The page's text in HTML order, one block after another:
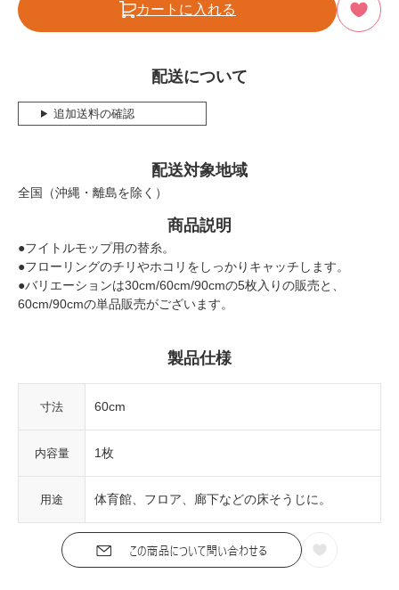
カートに入れる
配送について
追加送料の確認
配送対象地域
全国（沖縄・離島を除く）
商品説明
●フイトルモップ用の替糸。
●フローリングのチリやホコリをしっかりキャッチします。
●バリエーションは30cm/60cm/90cmの5枚入りの販売と、
60cm/90cmの単品販売がございます。
製品仕様
寸法 60cm
内容量 1枚
用途 体育館、フロア、廊下などの床そうじに。